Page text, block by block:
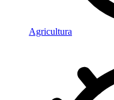
Agricultura